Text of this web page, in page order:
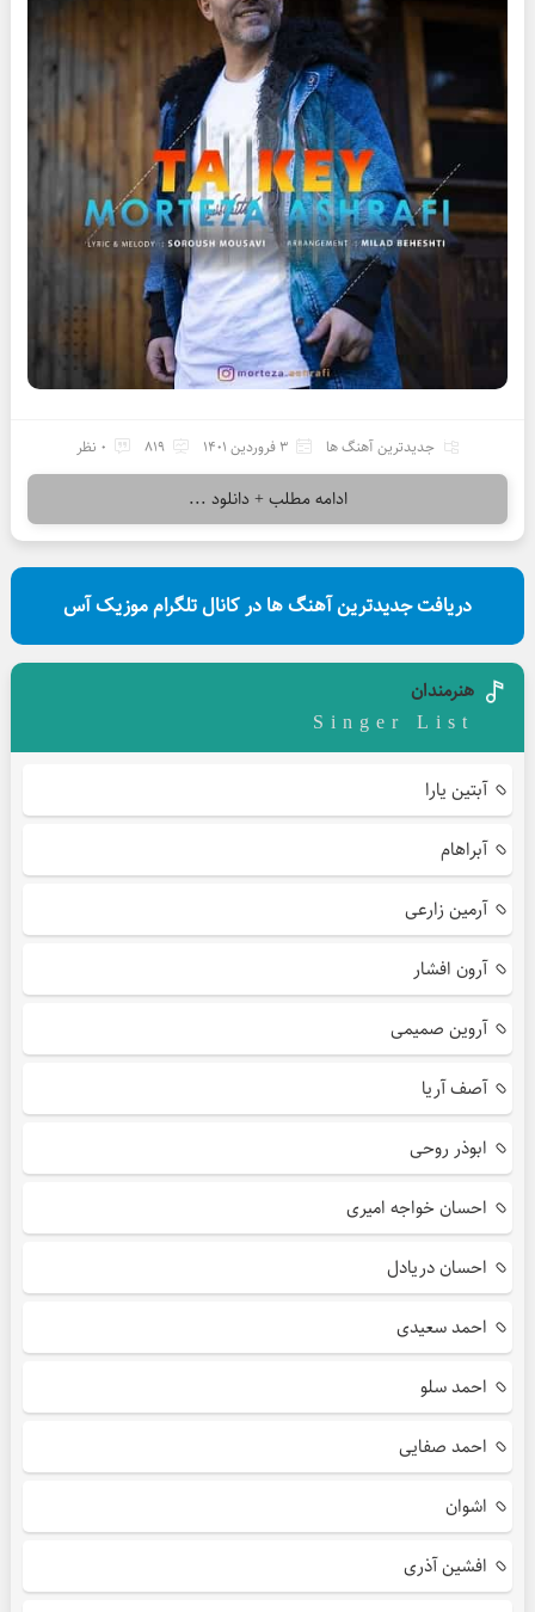
جدیدترین آهنگ ها 3 فروردین 1401 819 0 نظر
ادامه مطلب + دانلود ...
دریافت جدیدترین آهنگ ها در کانال تلگرام موزیک آس
هنرمندان
Singer List
آبتین یارا
آبراهام
آرمین زارعی
آرون افشار
آروین صمیمی
آصف آریا
ابوذر روحی
احسان خواجه امیری
احسان دریادل
احمد سعیدی
احمد سلو
احمد صفایی
اشوان
افشین آذری